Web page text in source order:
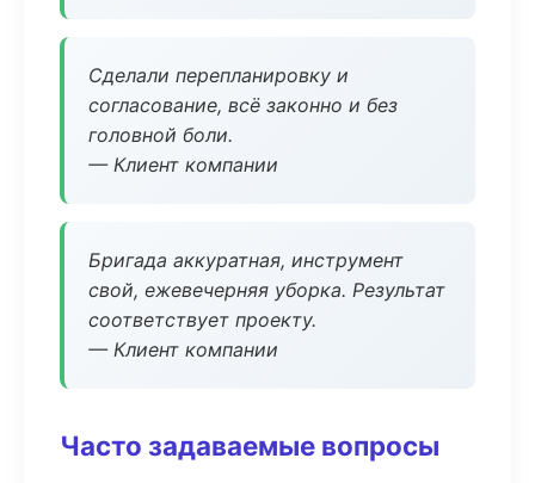
Сделали перепланировку и
согласование, всё законно и без
головной боли.
— Клиент компании
Бригада аккуратная, инструмент
свой, ежевечерняя уборка. Результат
соответствует проекту.
— Клиент компании
Часто задаваемые вопросы